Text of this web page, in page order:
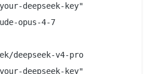
deepseek-key"
opus-4-7
deepseek-v4-pro